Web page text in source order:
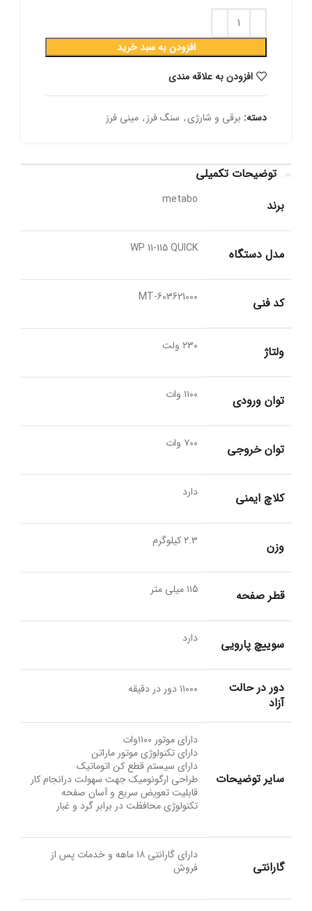
افزودن به سبد خرید
افزودن به علاقه مندی
دسته: برقی و شارژی, سنگ فرز, مینی فرز
توضیحات تکمیلی
برند
metabo
مدل دستگاه WP 11-115 QUICK
کد فنی MT-603621000
ولتاژ ۲۳۰ ولت
توان ورودی ۱۱۰۰ وات
توان خروجی ۷۰۰ وات
کلاچ ایمنی دارد
وزن ۲.۳ کیلوگرم
قطر صفحه ۱۱۵ میلی متر
سوییچ پارویی دارد
دور در حالت
آزاد
۱۱۰۰۰ دور در دقیقه
سایر توضیحات
دارای موتور ۱۱۰۰وات
دارای تکنولوژی موتور ماراتن
دارای سیستم قطع کن اتوماتیک
طراحی ارگونومیک جهت سهولت درانجام کار
قابلیت تعویض سریع و آسان صفحه
تکنولوژی محافظت در برابر گرد و غبار
گارانتی
دارای گارانتی ۱۸ ماهه و خدمات پس از
فروش